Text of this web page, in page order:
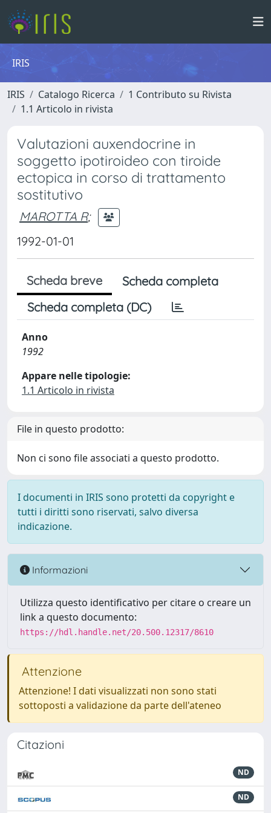
IRIS
IRIS Catalogo Ricerca
1 Contributo su Rivista
1.1 Articolo in rivista
Valutazioni auxendocrine in
soggetto ipotiroideo con tiroide
ectopica in corso di trattamento
sostitutivo
MAROTTA R;
1992-01-01
Scheda breve
Scheda completa
Scheda completa (DC)
Anno
1992
Appare nelle tipologie:
1.1 Articolo in rivista
File in questo prodotto:
Non ci sono file associati a questo prodotto.
I documenti in IRIS sono protetti da copyright e
tutti i diritti sono riservati, salvo diversa
indicazione.
Informazioni
Utilizza questo identificativo per citare o creare un
link a questo documento:
https://hdl.handle.net/20.500.12317/8610
Attenzione
Attenzione! I dati visualizzati non sono stati
sottoposti a validazione da parte dell'ateneo
Citazioni
ND
ND